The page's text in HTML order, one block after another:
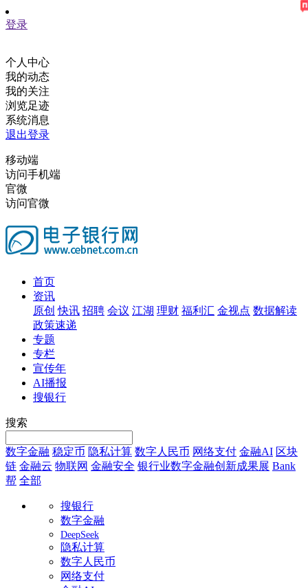
登录
个人中心
我的动态
我的关注
浏览足迹
系统消息
退出登录
移动端
访问手机端
官微
访问官微
首页
资讯
原创 快讯 招聘 会议 江湖 理财 福利汇 金视点 数据解读
政策速递
专题
专栏
宣传年
AI播报
搜银行
搜索
数字金融 稳定币 隐私计算 数字人民币 网络支付 金融AI 区块
链 金融云 物联网 金融安全 银行业数字金融创新成果展 Bank
帮 全部
搜银行
数字金融
DeepSeek
隐私计算
数字人民币
网络支付